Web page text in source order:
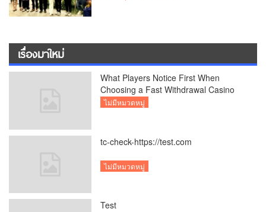
เรื่องมาใหม่
What Players Notice First When
Choosing a Fast Withdrawal Casino
UK
ไม่มีหมวดหมู่
tc-check-https://test.com
ไม่มีหมวดหมู่
Test